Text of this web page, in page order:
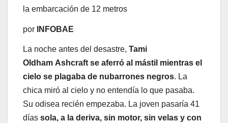
la embarcación de 12 metros
por INFOBAE
La noche antes del desastre, Tami
Oldham Ashcraftse aferró al mástil mientras el
cielo se plagaba de nubarrones negros. La
chica miró al cielo y no entendía lo que pasaba.
Su odisea recién empezaba. La joven pasaría 41
días sola, a la deriva, sin motor, sin velas y con